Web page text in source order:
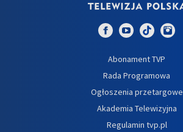
Abonament TVP
Rada Programowa
Ogłoszenia przetargowe
Akademia Telewizyjna
Regulamin tvp.pl